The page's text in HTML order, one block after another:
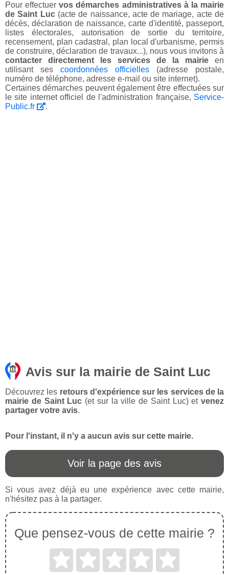
Pour effectuervos démarches administratives à la mairie
de Saint Luc(acte de naissance, acte de mariage, acte de
décès, déclaration de naissance, carte d'identité, passeport,
listes électorales, autorisation de sortie du territoire,
recensement, plan cadastral, plan local d'urbanisme, permis
de construire, déclaration de travaux...), nous vous invitons à
contacter directement les services de la mairie en
utilisant ses coordonnées officielles (adresse postale,
numéro de téléphone, adresse e-mail ou site internet).
Certaines démarches peuvent également être effectuées sur
le site internet officiel de l'administration française, Service-
Public.fr
.
Avis sur la mairie de Saint Luc
Découvrez les retours d'expérience sur les services de la
mairie de Saint Luc (et sur la ville de Saint Luc) et venez
partager votre avis.
Pour l'instant, il n'y a aucun avis sur cette mairie.
Voir la page des avis
Si vous avez déjà eu une expérience avec cette mairie,
n'hésitez pas à la partager.
Que pensez-vous de cette mairie ?